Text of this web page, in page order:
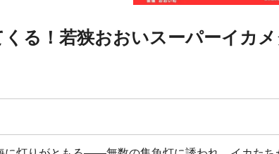
る！若狭おおいスーパーイカ